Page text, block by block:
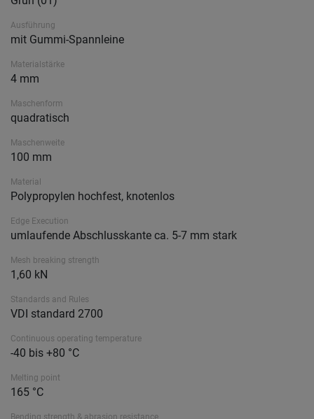
Ausführung
mit Gummi-Spannleine
Materialstärke
4 mm
Maschenform
quadratisch
Maschenweite
100 mm
Material
Polypropylen hochfest, knotenlos
Edge Execution
umlaufende Abschlusskante ca. 5-7 mm stark
Mesh breaking strength
1,60 kN
Standards and Rules
VDI standard 2700
Continuous operating temperature
-40 bis +80 °C
Melting point
165 °C